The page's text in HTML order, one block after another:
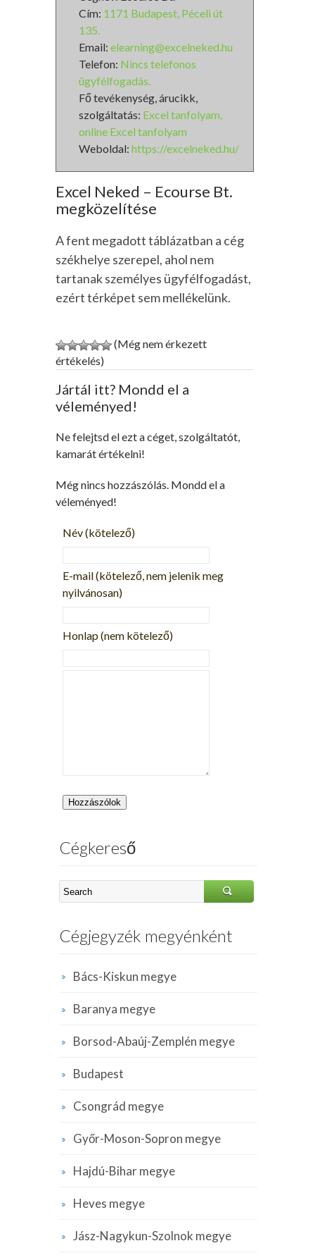
Cím: 1171 Budapest, Péceli út
135.
Email: elearning@excelneked.hu
Telefon: Nincs telefonos
ügyfélfogadás.
Fő tevékenység, árucikk,
szolgáltatás: Excel tanfolyam,
online Excel tanfolyam
Weboldal: https://excelneked.hu/
Excel Neked – Ecourse Bt.
megközelítése
A fent megadott táblázatban a cég
székhelye szerepel, ahol nem
tartanak személyes ügyfélfogadást,
ezért térképet sem mellékelünk.
(Még nem érkezett
értékelés)
Jártál itt? Mondd el a
véleményed!
Ne felejtsd el ezt a céget, szolgáltatót,
kamarát értékelni!
Még nincs hozzászólás. Mondd el a
véleményed!
Név(kötelező)
E-mail(kötelező, nem jelenik meg
nyilvánosan)
Honlap (nem kötelező)
Cégkereső
Cégjegyzék megyénként
Bács-Kiskun megye
Baranya megye
Borsod-Abaúj-Zemplén megye
Budapest
Csongrád megye
Győr-Moson-Sopron megye
Hajdú-Bihar megye
Heves megye
Jász-Nagykun-Szolnok megye